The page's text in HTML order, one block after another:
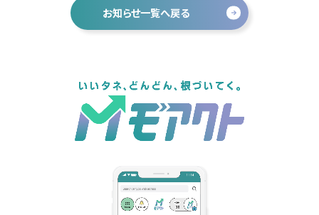
お知らせ一覧へ戻る